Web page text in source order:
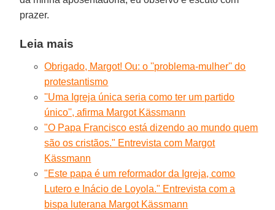
prazer.
Leia mais
Obrigado, Margot! Ou: o ''problema-mulher'' do
protestantismo
''Uma Igreja única seria como ter um partido
único'', afirma Margot Kässmann
"O Papa Francisco está dizendo ao mundo quem
são os cristãos." Entrevista com Margot
Kässmann
"Este papa é um reformador da Igreja, como
Lutero e Inácio de Loyola." Entrevista com a
bispa luterana Margot Kässmann